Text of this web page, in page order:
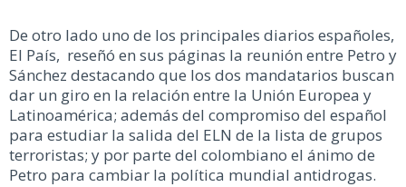
De otro lado uno de los principales diarios españoles,
El País, reseñó en sus páginas la reunión entre Petro y
Sánchez destacando que los dos mandatarios buscan
dar un giro en la relación entre la Unión Europea y
Latinoamérica; además del compromiso del español
para estudiar la salida del ELN de la lista de grupos
terroristas; y por parte del colombiano el ánimo de
Petro para cambiar la política mundial antidrogas.